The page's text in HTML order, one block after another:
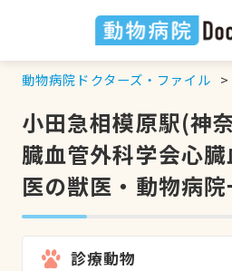
動物病院ドクターズ・ファイル
小田急相模原駅(神
臓血管外科学会心
医の獣医・動物病院
診療動物